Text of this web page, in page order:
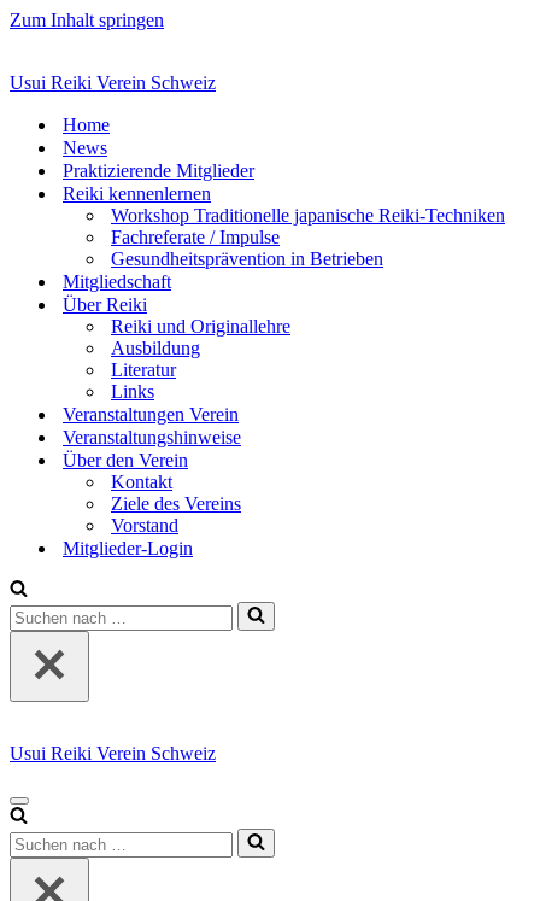
Zum Inhalt springen
Usui Reiki Verein Schweiz
Home
News
Praktizierende Mitglieder
Reiki kennenlernen
Workshop Traditionelle japanische Reiki-Techniken
Fachreferate / Impulse
Gesundheitsprävention in Betrieben
Mitgliedschaft
Über Reiki
Reiki und Originallehre
Ausbildung
Literatur
Links
Veranstaltungen Verein
Veranstaltungshinweise
Über den Verein
Kontakt
Ziele des Vereins
Vorstand
Mitglieder-Login
Suchen
nach …
Usui Reiki Verein Schweiz
Navigationsmenü
Suchen
nach …